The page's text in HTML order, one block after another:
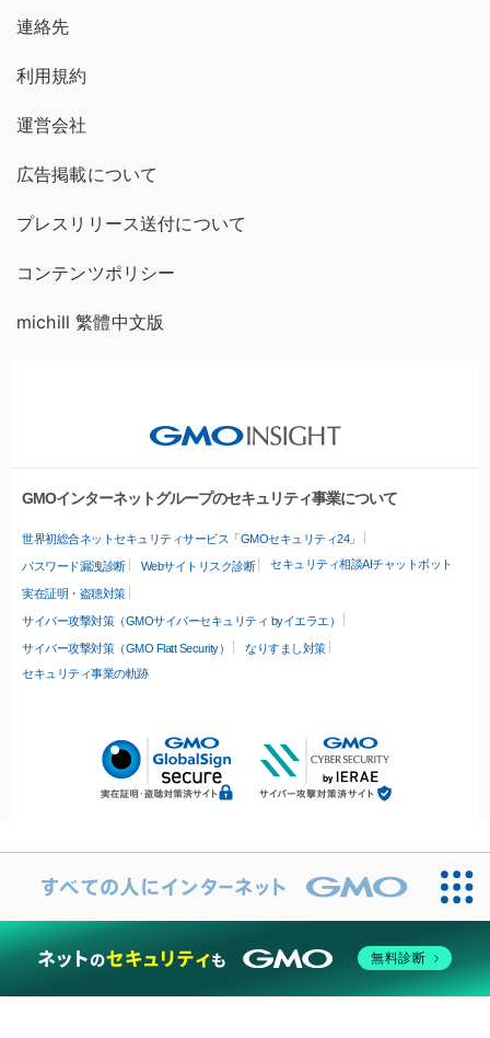
連絡先
利用規約
運営会社
広告掲載について
プレスリリース送付について
コンテンツポリシー
michill 繁體中文版
GMOインターネットグループのセキュリティ事業について
世界初総合ネットセキュリティサービス「GMOセキュリティ24」
パスワード漏洩診断 Webサイトリスク診断 セキュリティ相談AIチャットボット
実在証明・盗聴対策
サイバー攻撃対策（GMOサイバーセキュリティ byイエラエ）
サイバー攻撃対策（GMO Flatt Security）
なりすまし対策
セキュリティ事業の軌跡
無料診断